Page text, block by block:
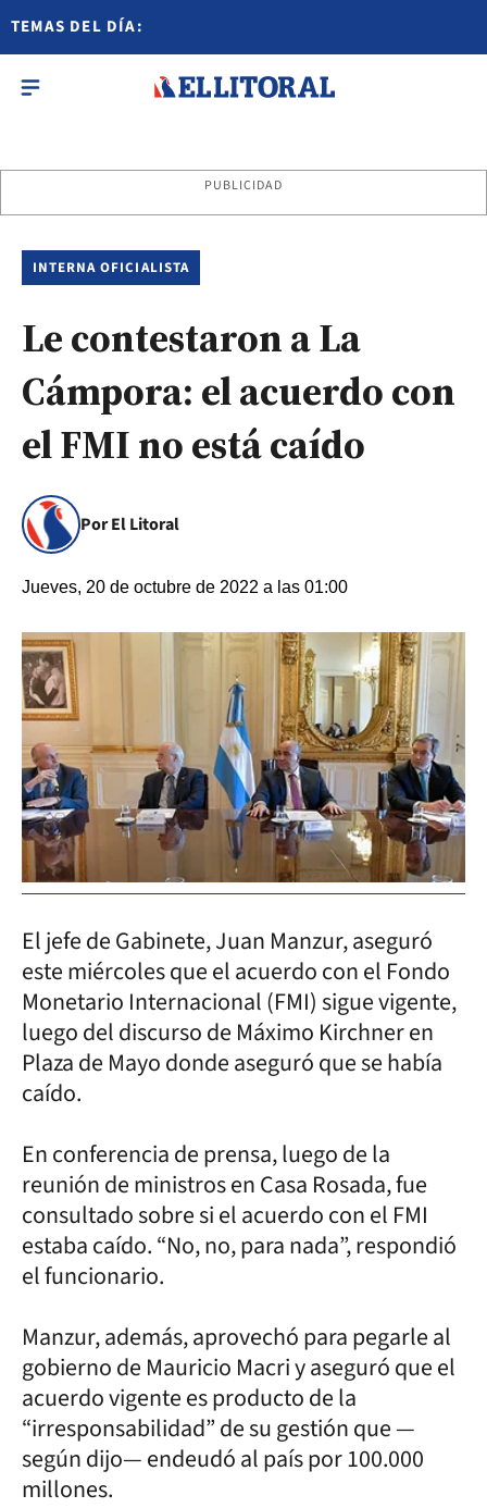
TEMAS DEL DÍA:
PUBLICIDAD
INTERNA OFICIALISTA
Le contestaron a La
Cámpora: el acuerdo con
el FMI no está caído
Por El Litoral
Jueves, 20 de octubre de 2022 a las 01:00
El jefe de Gabinete, Juan Manzur, aseguró
este miércoles que el acuerdo con el Fondo
Monetario Internacional (FMI) sigue vigente,
luego del discurso de Máximo Kirchner en
Plaza de Mayo donde aseguró que se había
caído.
En conferencia de prensa, luego de la
reunión de ministros en Casa Rosada, fue
consultado sobre si el acuerdo con el FMI
estaba caído. “No, no, para nada”, respondió
el funcionario.
Manzur, además, aprovechó para pegarle al
gobierno de Mauricio Macri y aseguró que el
acuerdo vigente es producto de la
“irresponsabilidad” de su gestión que —
según dijo— endeudó al país por 100.000
millones.